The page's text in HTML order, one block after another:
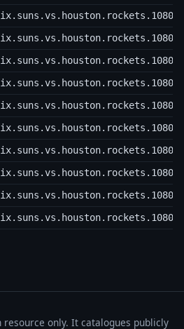
only. It catalogues publicly